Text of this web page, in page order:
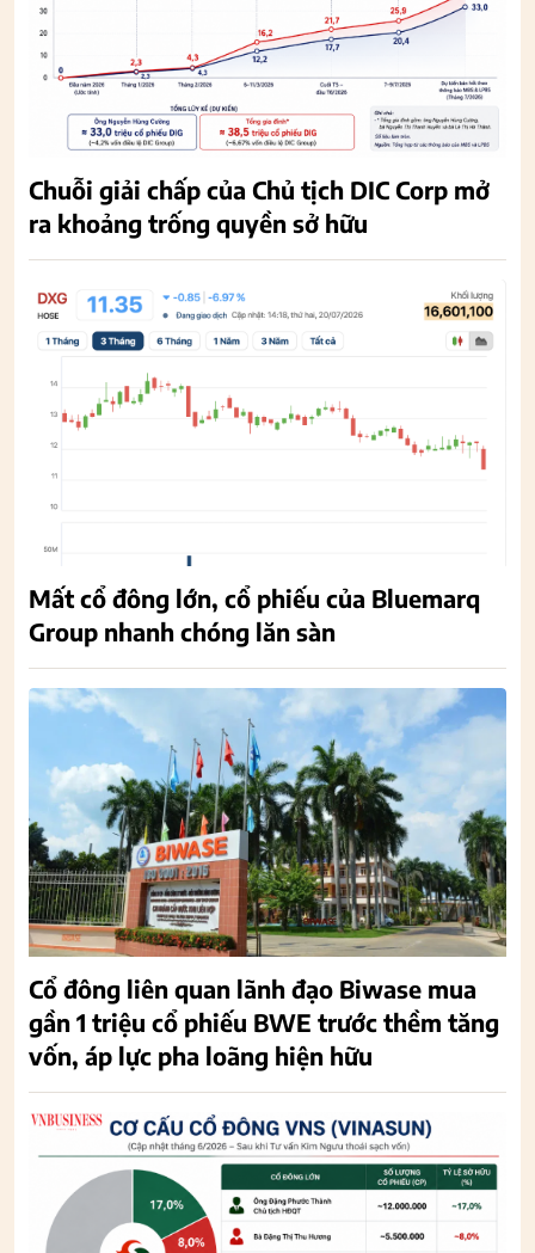
Chuỗi giải chấp của Chủ tịch DIC Corp mở
ra khoảng trống quyền sở hữu
Mất cổ đông lớn, cổ phiếu của Bluemarq
Group nhanh chóng lăn sàn
Cổ đông liên quan lãnh đạo Biwase mua
gần 1 triệu cổ phiếu BWE trước thềm tăng
vốn, áp lực pha loãng hiện hữu